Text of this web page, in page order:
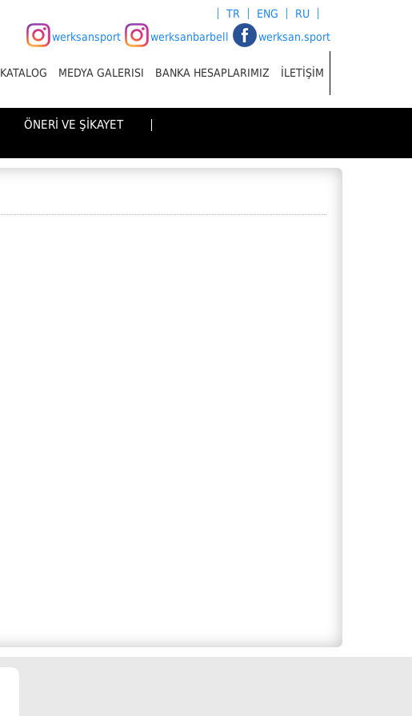
RU
ENG
TR
werksan.sport
werksanbarbell
werksansport
İLETİŞİM
BANKA HESAPLARIMIZ
MEDYA GALERISI
KATALOG
ÖNERİ VE ŞİKAYET